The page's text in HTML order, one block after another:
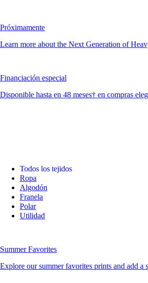
Próximamente
Learn more about the Next Generation of
Financiación especial
Disponible hasta en 48 meses† en compras
Todos los tejidos
Ropa
Algodón
Franela
Polar
Utilidad
Summer Favorites
Explore our summer favorites prints and add a